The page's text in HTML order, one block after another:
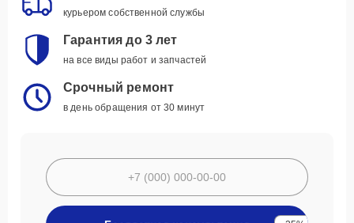
курьером собственной службы
Гарантия до 3 лет
на все виды работ и запчастей
Срочный ремонт
в день обращения от 30 минут